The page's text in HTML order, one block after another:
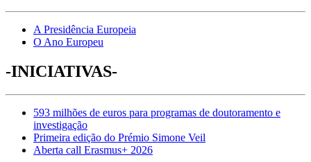
A Presidência Europeia
O Ano Europeu
-INICIATIVAS-
593 milhões de euros para programas de doutoramento e
investigação
Primeira edição do Prémio Simone Veil
Aberta call Erasmus+ 2026